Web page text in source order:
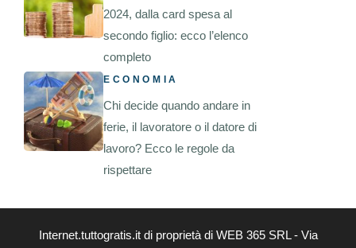
2024, dalla card spesa al
secondo figlio: ecco l’elenco
completo
ECONOMIA
Chi decide quando andare in
ferie, il lavoratore o il datore di
lavoro? Ecco le regole da
rispettare
Internet.tuttogratis.it di proprietà di WEB 365 SRL - Via